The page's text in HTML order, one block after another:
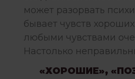
может разорвать
бывает чувств
любыми чувствами
Настолько
«ХОРОШИЕ»,